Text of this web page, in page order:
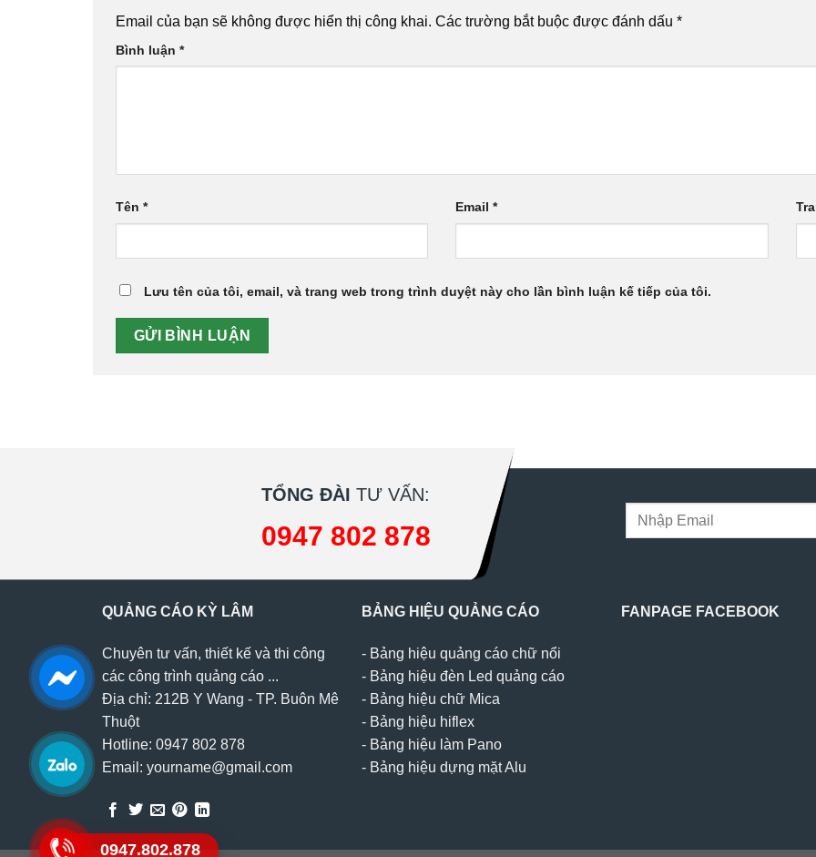
Email của bạn sẽ không được hiển thị công khai. Các trường bắt buộc được đánh dấu *
Bình luận *
Tên * Email*
Lưu tên của tôi, email, và trang web trong trình duyệt này cho lần bình luận kế tiếp của tôi.
TỔNG ĐÀI TƯ VẤN:
0947 802 878
QUẢNG CÁO KỲ LÂM
Chuyên tư vấn, thiết kế và thi công
các công trình quảng cáo ...
Địa chỉ: 212B Y Wang - TP. Buôn Mê
Thuột
Hotline: 0947 802 878
Email: yourname@gmail.com
BẢNG HIỆU QUẢNG CÁO
- Bảng hiệu quảng cáo chữ nổi
- Bảng hiệu đèn Led quảng cáo
- Bảng hiệu chữ Mica
- Bảng hiệu hiflex
- Bảng hiệu làm Pano
- Bảng hiệu dựng mặt Alu
FANPAGE FACEBOOK
0947.802.878